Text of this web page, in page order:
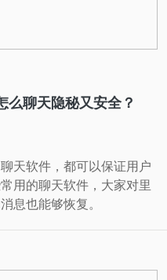
么聊天隐秘又安全？
天软件，都可以保证用户
用的聊天软件，大家对里
息也能够恢复。